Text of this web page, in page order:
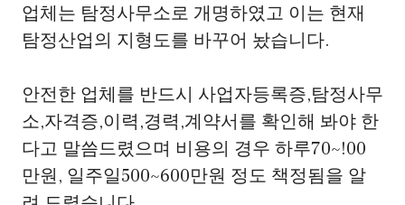
업체는 탐정사무소로 개명하였고 이는 현재
탐정산업의 지형도를 바꾸어 놨습니다.
안전한 업체를 반드시 사업자등록증,탐정사무
소,자격증,이력,경력,계약서를 확인해 봐야 한
다고 말씀드렸으며 비용의 경우 하루70~!00
만원, 일주일500~600만원 정도 책정됨을 알